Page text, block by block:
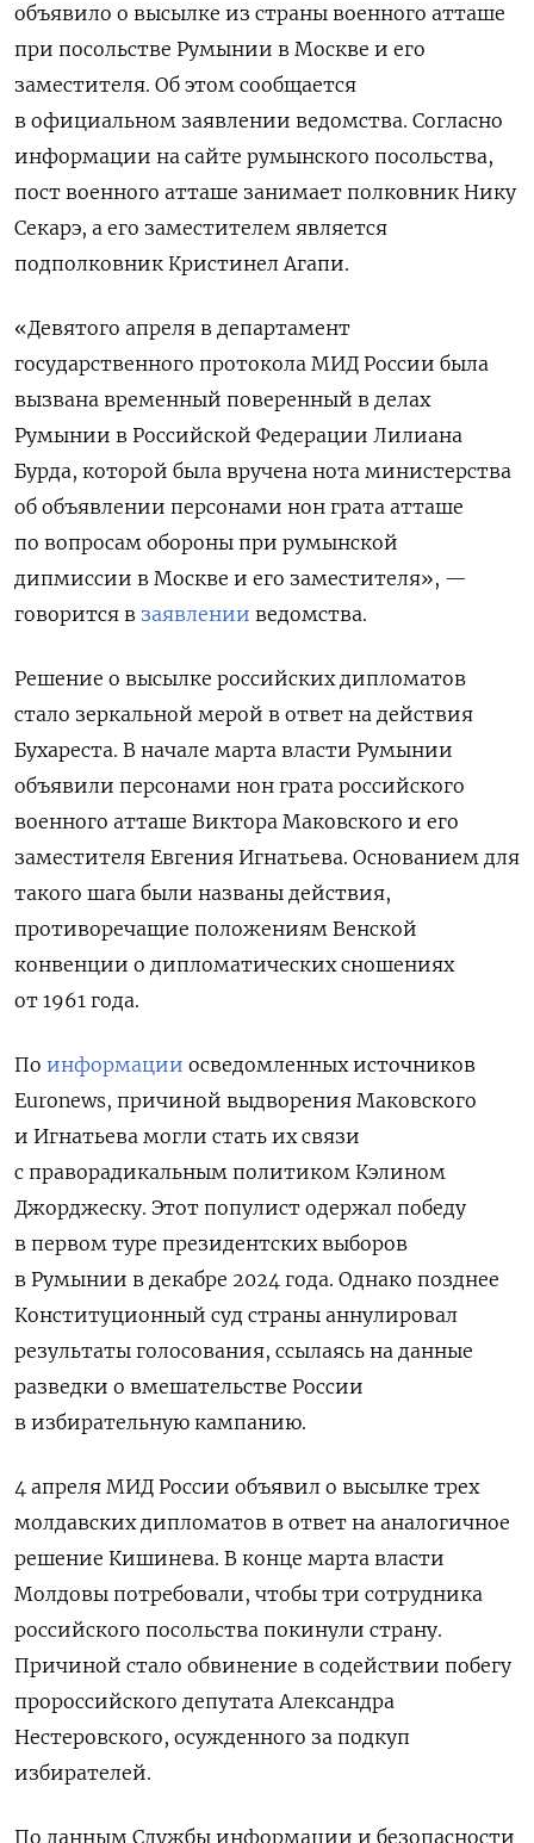
объявило о высылке из страны военного атташе
при посольстве Румынии в Москве и его
заместителя. Об этом сообщается
в официальном заявлении ведомства. Согласно
информации на сайте румынского посольства,
пост военного атташе занимает полковник Нику
Секарэ, а его заместителем является
подполковник Кристинел Агапи.
«Девятого апреля в департамент
государственного протокола МИД России была
вызвана временный поверенный в делах
Румынии в Российской Федерации Лилиана
Бурда, которой была вручена нота министерства
об объявлении персонами нон грата атташе
по вопросам обороны при румынской
дипмиссии в Москве и его заместителя», —
говорится в заявлении ведомства.
Решение о высылке российских дипломатов
стало зеркальной мерой в ответ на действия
Бухареста. В начале марта власти Румынии
объявили персонами нон грата российского
военного атташе Виктора Маковского и его
заместителя Евгения Игнатьева. Основанием для
такого шага были названы действия,
противоречащие положениям Венской
конвенции о дипломатических сношениях
от 1961 года.
По информации осведомленных источников
Euronews, причиной выдворения Маковского
и Игнатьева могли стать их связи
с праворадикальным политиком Кэлином
Джорджеску. Этот популист одержал победу
в первом туре президентских выборов
в Румынии в декабре 2024 года. Однако позднее
Конституционный суд страны аннулировал
результаты голосования, ссылаясь на данные
разведки о вмешательстве России
в избирательную кампанию.
4 апреля МИД России объявил о высылке трех
молдавских дипломатов в ответ на аналогичное
решение Кишинева. В конце марта власти
Молдовы потребовали, чтобы три сотрудника
российского посольства покинули страну.
Причиной стало обвинение в содействии побегу
пророссийского депутата Александра
Нестеровского, осужденного за подкуп
избирателей.
По данным Службы информации и безопасности